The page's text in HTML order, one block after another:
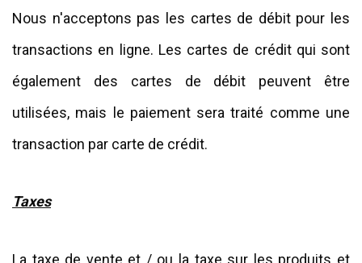
Nous n'acceptons pas les cartes de débit pour les
transactions en ligne. Les cartes de crédit qui sont
également des cartes de débit peuvent être
utilisées, mais le paiement sera traité comme une
transaction par carte de crédit.
Taxes
La taxe de vente et / ou la taxe sur les produits et